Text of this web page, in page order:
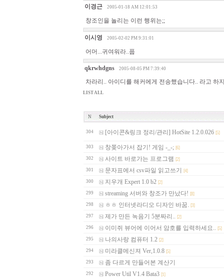
이경근 2005-01-18 AM 12:01:53
창조인을 놀리는 이런 행위는;;
이시영 2005-02-02 PM 9:31:01
어머...귀여워라..풉
qkrwhdgns 2005-08-05 PM 7:39:40
차라리.. 아이디를 해커에게 전송했습니다.. 라고 하
LIST ALL
N Subject
304 [아이콘&링크 정리/관리] HotSite 1.2.0.026 [5]
303 창쫒아가서 잡기! 게임 -_-; [6]
302 사이트 바로가는 프로그램 [2]
301 문자표에서 csv파일 읽고쓰기 [4]
300 지우개 Expert 1.0 b2 [2]
299 streaming 서버와 창조가 만났다! [8]
298 ㅎㅎ 인터넷라디오 디자인 바꿈. [3]
297 제가 만든 녹음기 5분짜리.. [2]
296 이미쥐 뷰어에 이어서 암호를 입력하세요.. [5]
295 나의사랑 컴퓨터 1.2 [2]
294 미라클메신져 Ver,1.0.8 [5]
293 좀 다르게 만들어본 계산기
292 Power Util V1.4 Bata3 [1]